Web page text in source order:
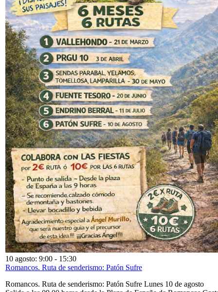
10 agosto: 9:00 - 15:30
Romancos. Ruta de senderismo: Patón Sufre
Romancos. Ruta de senderismo: Patón Sufre Lunes 10 de agosto